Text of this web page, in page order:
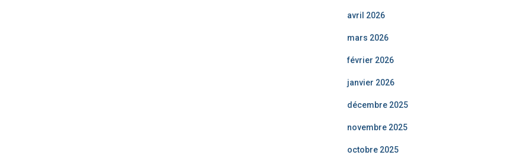
avril 2026
mars 2026
février 2026
janvier 2026
décembre 2025
novembre 2025
octobre 2025